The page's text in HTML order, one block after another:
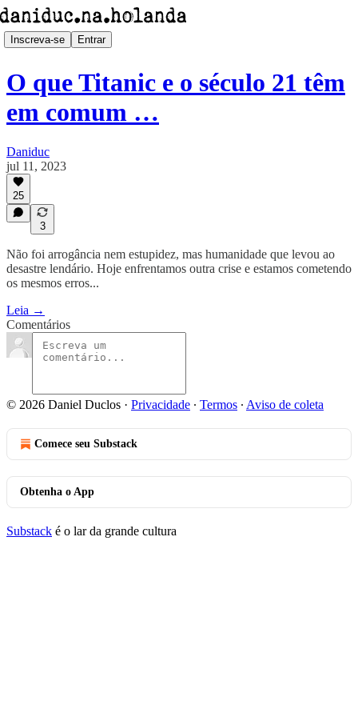
Inscreva-se Entrar
O que Titanic e o século 21 têm
em comum …
Daniduc
jul 11, 2023
25
3
Não foi arrogância nem estupidez, mas humanidade que levou ao
desastre lendário. Hoje enfrentamos outra crise e estamos cometendo
os mesmos erros...
Leia →
Comentários
© 2026 Daniel Duclos · Privacidade ∙ Termos ∙ Aviso de coleta
Comece seu Substack
Obtenha o App
Substack é o lar da grande cultura